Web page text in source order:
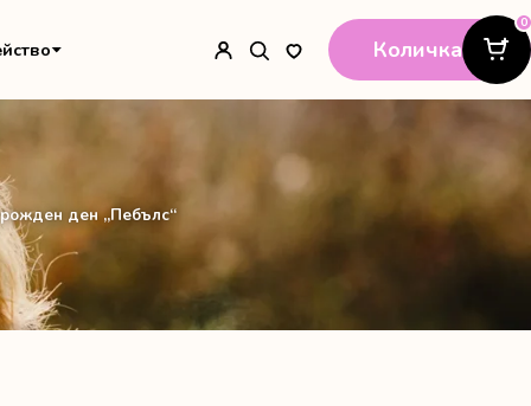
Количка
0
ден „Пебълс“